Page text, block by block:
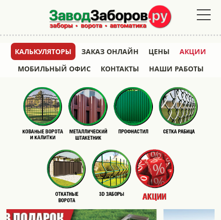
КАЛЬКУЛЯТОРЫ ЗАКАЗ ОНЛАЙН ЦЕНЫ
АКЦИИ
МОБИЛЬНЫЙ ОФИС
КОНТАКТЫ НАШИ РАБОТЫ